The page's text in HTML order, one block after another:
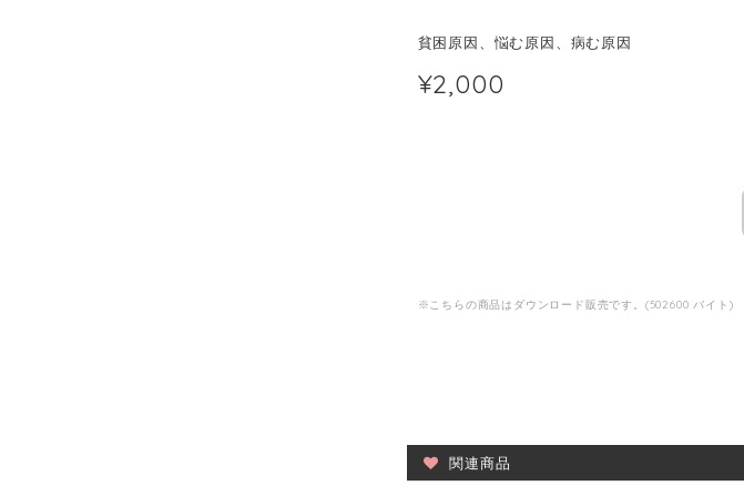
貧困原因、悩む原因、病む原因
¥2,000
※こちらの商品はダウンロード販売です。(502600 バイト)
関連商品